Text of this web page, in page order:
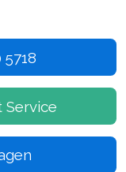
Service